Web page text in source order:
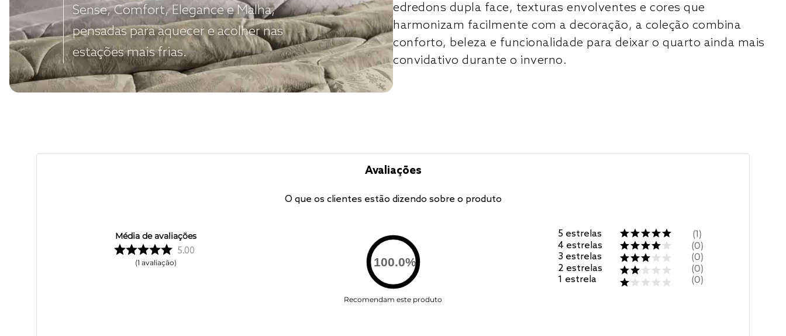
Sense, Comfort, Elegance e Malha,
pensadas para aquecer e acolher nas
estações mais frias.
edredons dupla face, texturas envolventes e cores que
harmonizam facilmente com a decoração, a coleção combina
conforto, beleza e funcionalidade para deixar o quarto ainda mais
convidativo durante o inverno.
Avaliações
O que os clientes estão dizendo sobre o produto
Média de avaliações
5.00
1 avaliação 100.0%
Recomendam este produto
5 estrelas
4 estrelas
3 estrelas
2 estrelas
1 estrela
1
0
0
0
0